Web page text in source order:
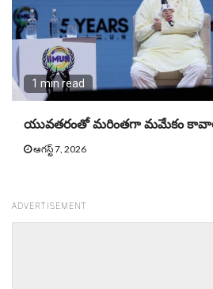
1 min read
యువతరంతో మరింతగా మమేకం
ఆగస్ట్ 7, 2026
ADVERTISEMENT